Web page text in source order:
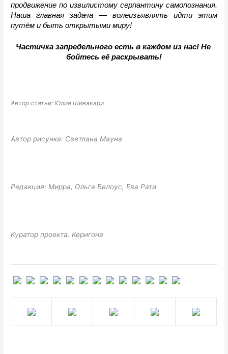
продвижение по извилистому серпантину самопознания.
Наша главная задача — волеизъявлять идти этим
путём и быть открытыми миру!
Частичка запредельного есть в каждом из нас! Не
бойтесь её раскрывать!
Автор статьи: Юлия Шивакари
Автор рисунка: Светлана Мауна
Редакция: Мирра, Ольга Белоус, Ева Рати
Куратор проекта: Керигона